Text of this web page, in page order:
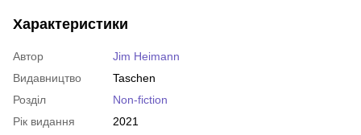
Характеристики
Автор
Jim Heimann
Видавництво
Taschen
Розділ
Non-fiction
Рік видання
2021